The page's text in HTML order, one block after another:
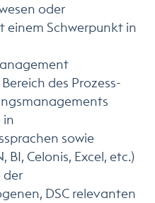
oder
einem Schwerpunkt in
des Prozess-
in
sowie
BI, Celonis, Excel, etc.)
der
DSC relevanten